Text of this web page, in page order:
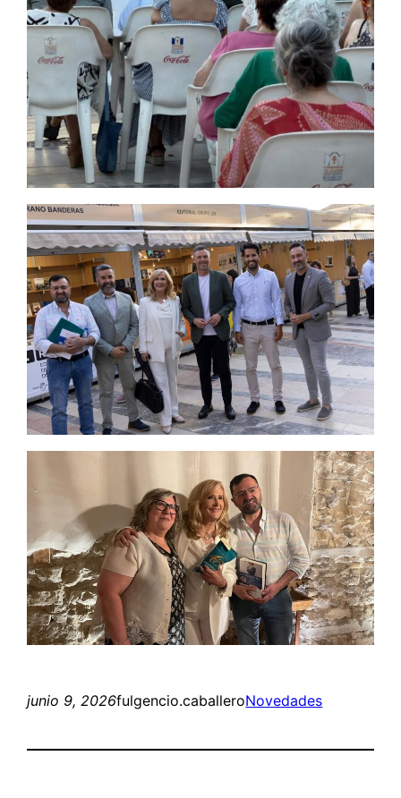
junio 9, 2026fulgencio.caballeroNovedades